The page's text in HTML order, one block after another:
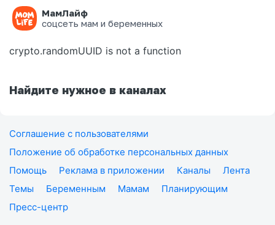
МамЛайф
соцсеть мам и беременных
Ошибка на странице
crypto.randomUUID is not a function
Найдите нужное в каналах
Соглашение с пользователями
Положение об обработке персональных данных
Помощь
Реклама в приложении Каналы
Лента
Темы
Беременным Мамам
Планирующим
Пресс-центр